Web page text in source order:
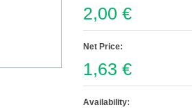
2,00 €
Net Price:
1,63 €
Availability: